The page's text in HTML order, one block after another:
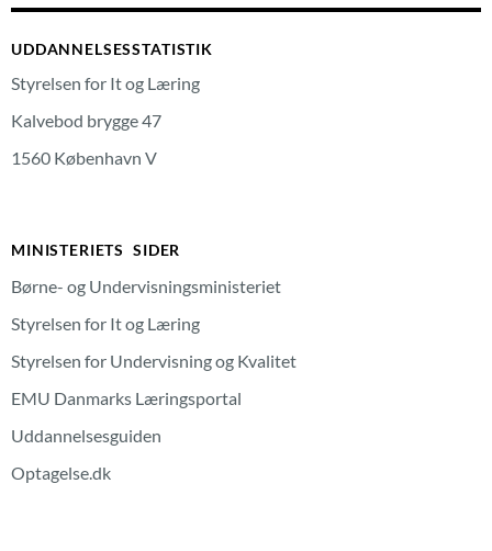
UDDANNELSESSTATISTIK
Styrelsen for It og Læring
Kalvebod brygge 47
1560 København V
MINISTERIETS SIDER
Børne- og Undervisningsministeriet
Styrelsen for It og Læring
Styrelsen for Undervisning og Kvalitet
EMU Danmarks Læringsportal
Uddannelsesguiden
Optagelse.dk